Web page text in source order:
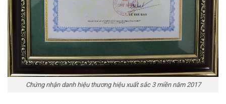
Chứng nhận danh hiệu thương hiệu xuất sắc 3 miền năm 2017